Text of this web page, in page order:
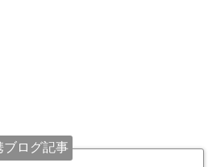
ブログ記事